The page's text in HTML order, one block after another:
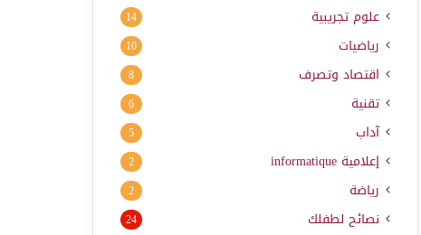
علوم تجريبية 14
رياضيات 10
اقتصاد وتصرف 8
تقنية 6
آداب 5
إعلامية informatique
2
رياضة 2
نصائح لطفلك 24